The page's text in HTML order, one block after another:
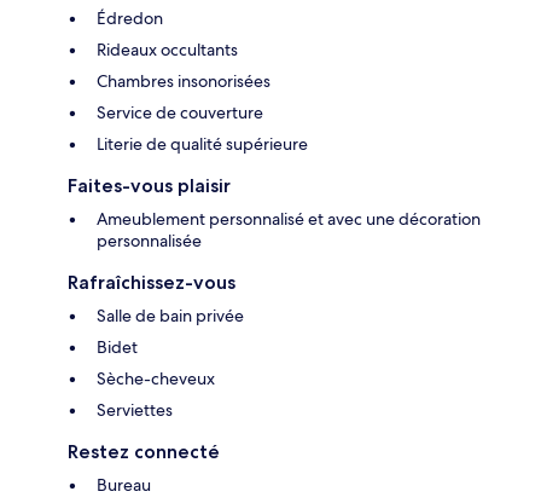
Édredon
Rideaux occultants
Chambres insonorisées
Service de couverture
Literie de qualité supérieure
Faites-vous plaisir
Ameublement personnalisé et avec une décoration
personnalisée
Rafraîchissez-vous
Salle de bain privée
Bidet
Sèche-cheveux
Serviettes
Restez connecté
Bureau